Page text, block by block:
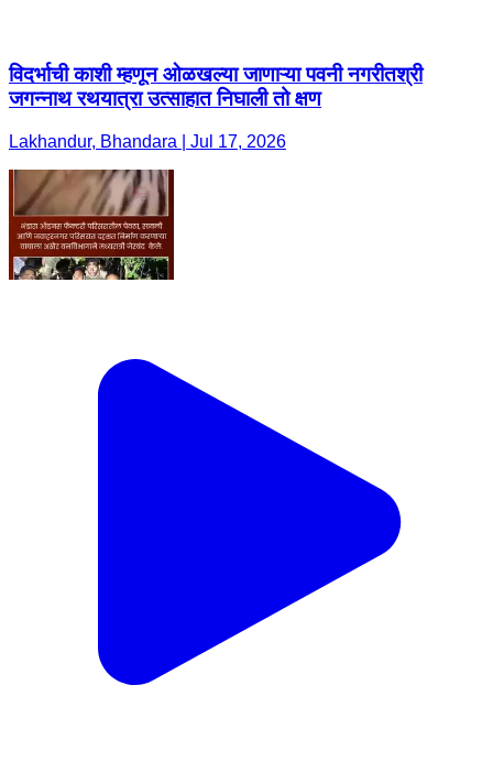
विदर्भाची काशी म्हणून ओळखल्या जाणाऱ्या पवनी नगरीतश्री
जगन्नाथ रथयात्रा उत्साहात निघाली तो क्षण
Lakhandur, Bhandara | Jul 17, 2026